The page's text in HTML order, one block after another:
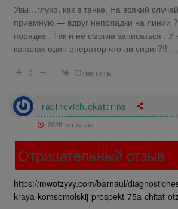
Увы…глухо, как в танке. На всякий
приемную — вдруг неполадки на линии
порядке . Так и не смогла записаться . У
каналах один оператор что ли сидит?!! …
0
Ответить
rabinovich.ekaterina
2026 лет назад
Отрицательный отзыв
https://mwotzyvy.com/barnaul/
kraya-komsomolskij-prospekt-75a-chitat-